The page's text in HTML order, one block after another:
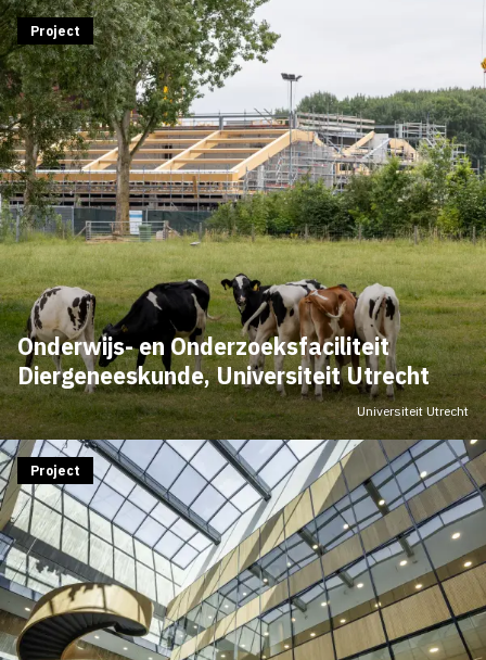
Onderwijs- en Onderzoeksfaciliteit
Diergeneeskunde, Universiteit Utrecht
Project
Universiteit Utrecht
Project